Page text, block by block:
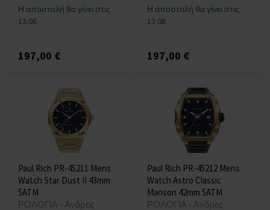
Η αποστολή θα γίνει στις
13.08.
197,00 €
Η αποστολή θα γίνει στις
13.08.
197,00 €
Paul Rich PR-45211 Mens
Watch Star Dust II 43mm
5ATM
ΡΟΛΟΓΙΑ - Άνδρες
Paul Rich PR-45212 Mens
Watch Astro Classic
Manson 42mm 5ATM
ΡΟΛΟΓΙΑ - Άνδρες